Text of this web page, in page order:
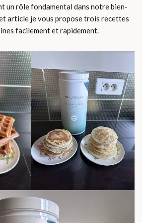
un rôle fondamental dans notre bien-
article je vous propose trois recettes
facilement et rapidement.